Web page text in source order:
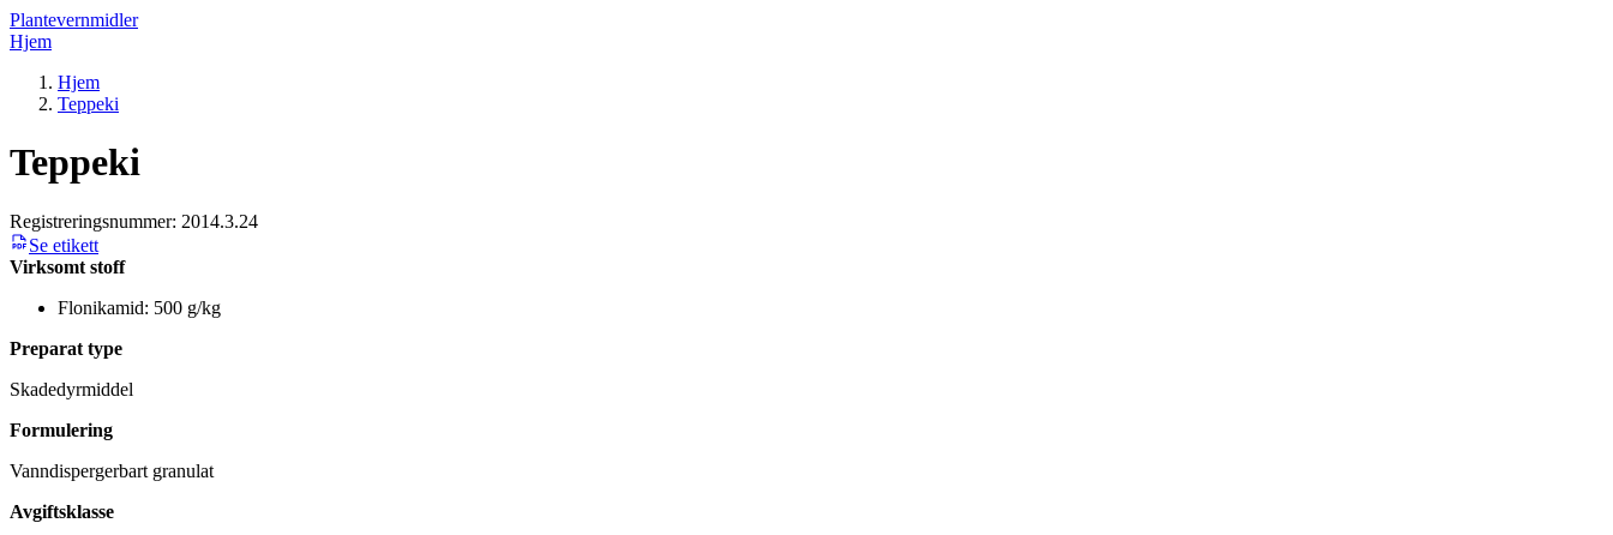
Plantevernmidler
Hjem
Hjem
Teppeki
Teppeki
Registreringsnummer: 2014.3.24
Se etikett
Virksomt stoff
Flonikamid: 500 g/kg
Preparat type
Skadedyrmiddel
Formulering
Vanndispergerbart granulat
Avgiftsklasse